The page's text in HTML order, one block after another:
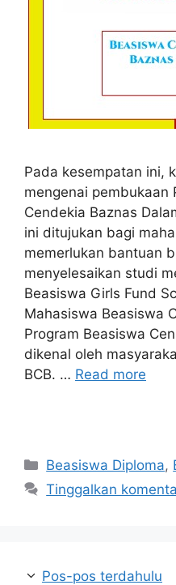
Pada kesempatan ini,
mengenai pembukaan
Cendekia Baznas
ini ditujukan bagi
memerlukan bantuan
menyelesaikan studi
Beasiswa Girls Fund
Mahasiswa Beasiswa
Program Beasiswa
dikenal oleh
BCB. … Read more
Kategori
Beasiswa Diploma,
Tinggalkan
Pos-pos terdahulu